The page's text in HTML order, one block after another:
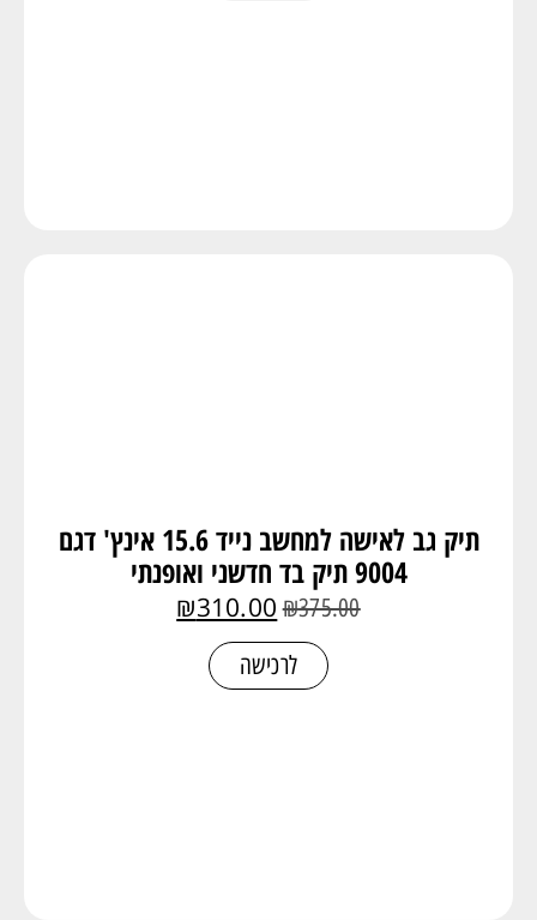
תיק גב לאישה למחשב נייד 15.6 אינץ' דגם
9004 תיק בד חדשני ואופנתי
₪375.00
₪310.00
לרכישה